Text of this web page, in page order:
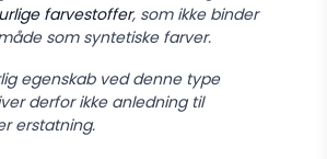
farvestoffer, som ikke binder
som syntetiske farver.
egenskab ved denne type
derfor ikke anledning til
erstatning.